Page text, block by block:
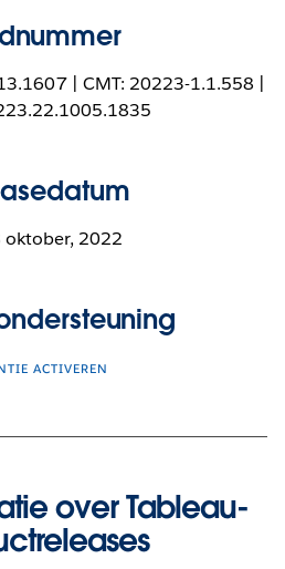
| CMT: 20223-1.1.558 |
oktober, 2022
ACTIVEREN
over Tableau-